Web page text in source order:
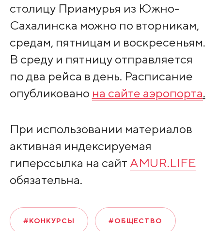
столицу Приамурья из Южно-
Сахалинска можно по вторникам,
средам, пятницам и воскресеньям.
В среду и пятницу отправляется
по два рейса в день. Расписание
опубликовано на сайте аэропорта.
При использовании материалов
активная индексируемая
гиперссылка на сайт AMUR.LIFE
обязательна.
#КОНКУРСЫ #ОБЩЕСТВО